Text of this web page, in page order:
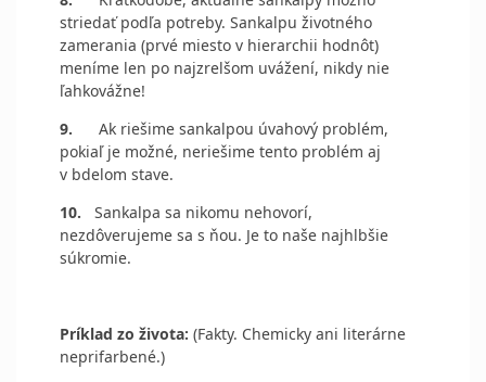
striedať podľa potreby. Sankalpu životného
zamerania (prvé miesto v hierarchii hodnôt)
meníme len po najzrelšom uvážení, nikdy nie
ľahkovážne!
9.
Ak riešime sankalpou úvahový problém,
pokiaľ je možné, neriešime tento problém aj
v bdelom stave.
10.
Sankalpa sa nikomu nehovorí,
nezdôverujeme sa s ňou. Je to naše najhlbšie
súkromie.
Príklad zo života: (Fakty. Chemicky ani literárne
neprifarbené.)